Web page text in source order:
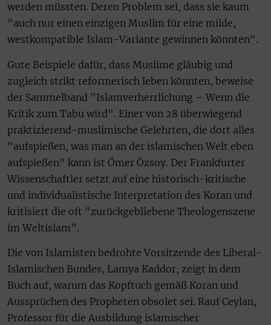
werden müssten. Deren Problem sei, dass sie kaum
"auch nur einen einzigen Muslim für eine milde,
westkompatible Islam-Variante gewinnen könnten".
Gute Beispiele dafür, dass Muslime gläubig und
zugleich strikt reformerisch leben könnten, beweise
der Sammelband "Islamverherrlichung – Wenn die
Kritik zum Tabu wird". Einer von 28 überwiegend
praktizierend-muslimische Gelehrten, die dort alles
"aufspießen, was man an der islamischen Welt eben
aufspießen" kann ist Ömer Özsoy. Der Frankfurter
Wissenschaftler setzt auf eine historisch-kritische
und individualistische Interpretation des Koran und
kritisiert die oft "zurückgebliebene Theologenszene
im Weltislam".
Die von Islamisten bedrohte Vorsitzende des Liberal-
Islamischen Bundes, Lamya Kaddor, zeigt in dem
Buch auf, warum das Kopftuch gemäß Koran und
Aussprüchen des Propheten obsolet sei. Rauf Ceylan,
Professor für die Ausbildung islamischer